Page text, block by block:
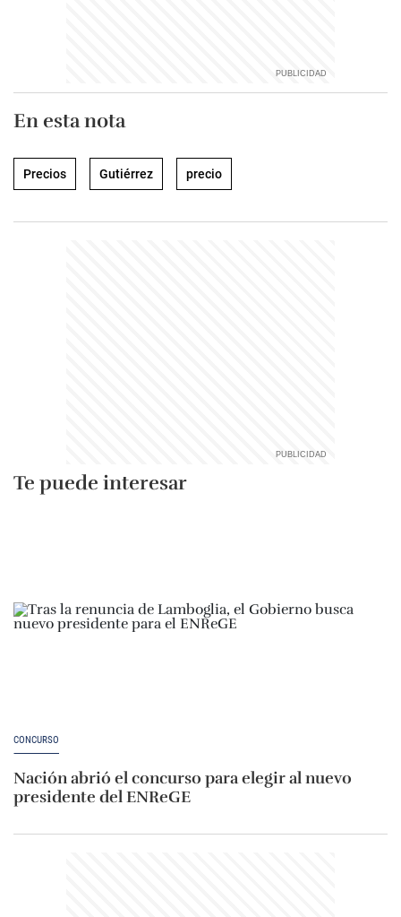
En esta nota
Precios Gutiérrez precio
Te puede interesar
CONCURSO
Nación abrió el concurso para elegir al nuevo
presidente del ENReGE